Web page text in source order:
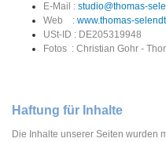
E-Mail : studio@thomas-
Web : www.thomas-
USt-ID : DE205319948
Fotos : Christian Gohr -
Haftung für Inhalte
Die Inhalte unserer Seiten wurden